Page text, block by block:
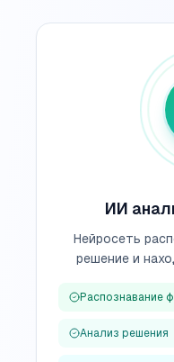
ИИ
Нейросеть
решение и
Распознавание
Анализ решения